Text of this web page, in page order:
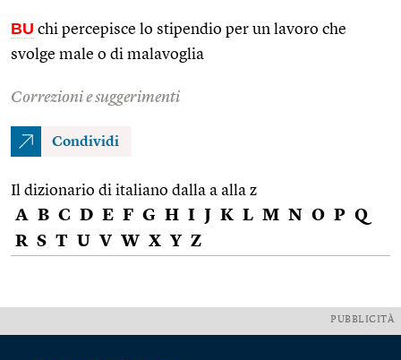
BU chi percepisce lo stipendio per un lavoro che
svolge male o di malavoglia
Correzioni e suggerimenti
Condividi
Il dizionario di italiano dalla a alla z
A B C D E F G H I J K L M N O P Q
R S T U V W X Y Z
PUBBLICITÀ